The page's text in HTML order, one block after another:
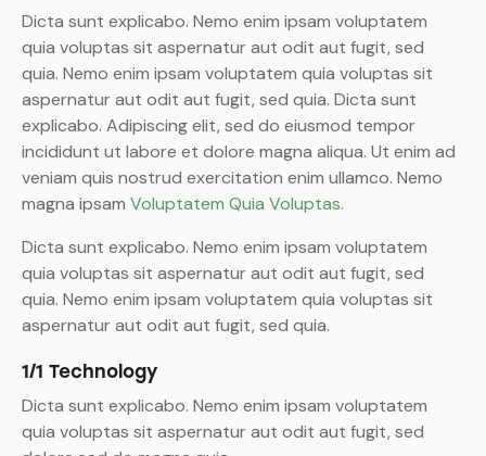
Dicta sunt explicabo. Nemo enim ipsam voluptatem
quia voluptas sit aspernatur aut odit aut fugit, sed
quia. Nemo enim ipsam voluptatem quia voluptas sit
aspernatur aut odit aut fugit, sed quia. Dicta sunt
explicabo. Adipiscing elit, sed do eiusmod tempor
incididunt ut labore et dolore magna aliqua. Ut enim ad
veniam quis nostrud exercitation enim ullamco. Nemo
magna ipsam Voluptatem Quia Voluptas.
Dicta sunt explicabo. Nemo enim ipsam voluptatem
quia voluptas sit aspernatur aut odit aut fugit, sed
quia. Nemo enim ipsam voluptatem quia voluptas sit
aspernatur aut odit aut fugit, sed quia.
1/1 Technology
Dicta sunt explicabo. Nemo enim ipsam voluptatem
quia voluptas sit aspernatur aut odit aut fugit, sed